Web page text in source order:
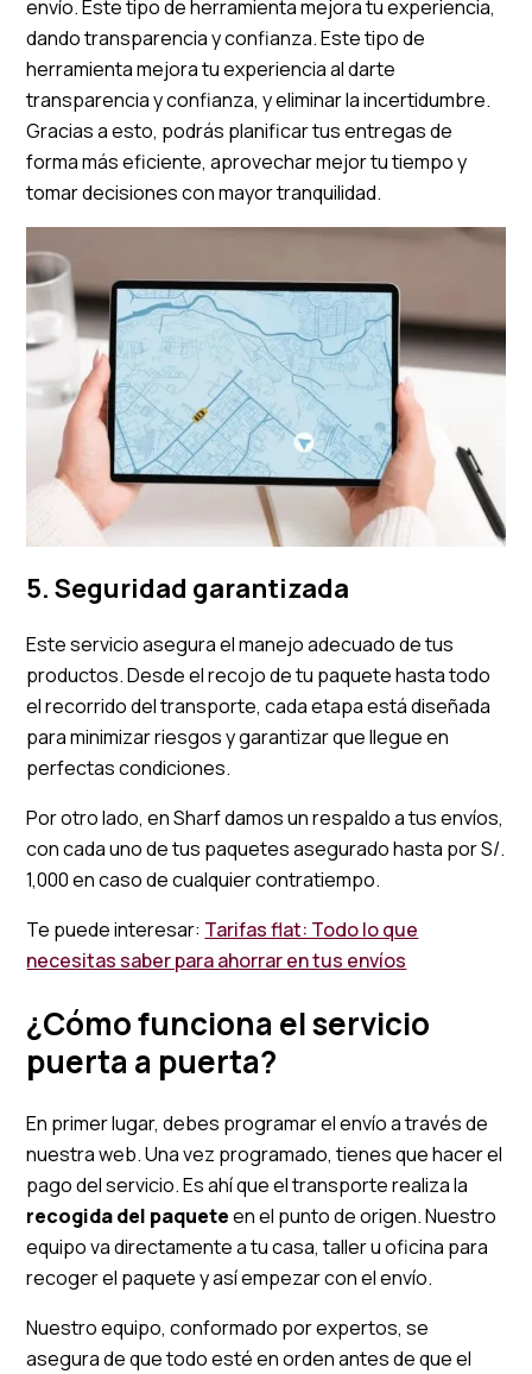
envío. Este tipo de herramienta mejora tu experiencia,
dando transparencia y confianza. Este tipo de
herramienta mejora tu experiencia al darte
transparencia y confianza, y eliminar la incertidumbre.
Gracias a esto, podrás planificar tus entregas de
forma más eficiente, aprovechar mejor tu tiempo y
tomar decisiones con mayor tranquilidad.
5. Seguridad garantizada
Este servicio asegura el manejo adecuado de tus
productos. Desde el recojo de tu paquete hasta todo
el recorrido del transporte, cada etapa está diseñada
para minimizar riesgos y garantizar que llegue en
perfectas condiciones.
Por otro lado, en Sharf damos un respaldo a tus envíos,
con cada uno de tus paquetes asegurado hasta por S/.
1,000 en caso de cualquier contratiempo.
Te puede interesar: Tarifas flat: Todo lo que
necesitas saber para ahorrar en tus envíos
¿Cómo funciona el servicio
puerta a puerta?
En primer lugar, debes programar el envío a través de
nuestra web. Una vez programado, tienes que hacer el
pago del servicio. Es ahí que el transporte realiza la
recogida del paqueteen el punto de origen. Nuestro
equipo va directamente a tu casa, taller u oficina para
recoger el paquete y así empezar con el envío.
Nuestro equipo, conformado por expertos, se
asegura de que todo esté en orden antes de que el